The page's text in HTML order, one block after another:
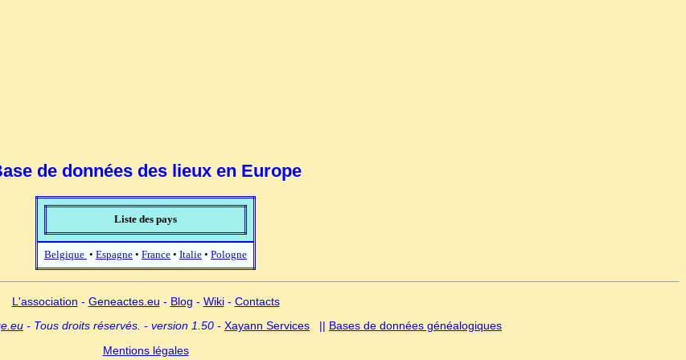
de données des lieux en Europe
Liste des pays
Belgique • Espagne • France • Italie • Pologne
L'association - Geneactes.eu - Blog - Wiki- Contacts
- Tous droits réservés. - version 1.50 - Xayann Services || Bases de données généalogiques
Mentions légales